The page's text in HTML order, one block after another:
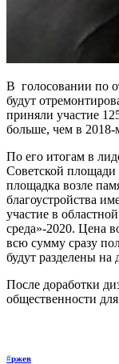
В голосовании по
будут
приняли участие
больше, чем в 2018-
По его итогам в
Советской площади
площадка возле
благоустройства
участие в
среда»-2020. Цена
всю сумму сразу
будут разделены на
После доработки
общественности
#ржев